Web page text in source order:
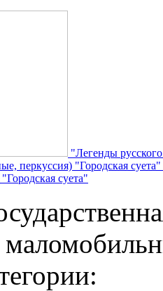
"Легенды
перкуссия) "Городская суета"
суета"